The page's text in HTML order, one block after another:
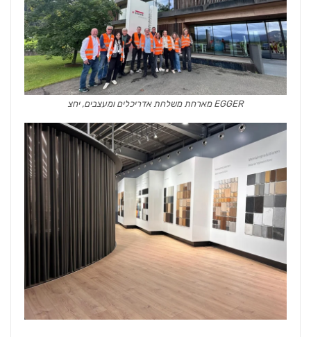
EGGER מארחת משלחת אדריכלים ומעצבים, יחצ